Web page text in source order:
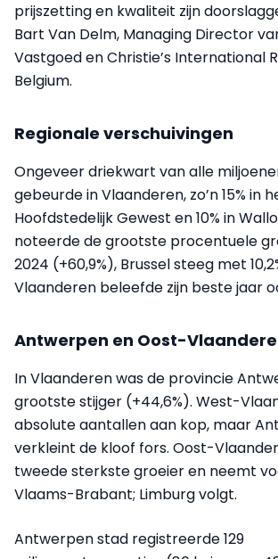
prijszetting en kwaliteit zijn
Bart Van Delm, Managing Director
Vastgoed en Christie’s International
Belgium.
Regionale verschuivingen
Ongeveer driekwart van alle
gebeurde in Vlaanderen, zo’n 15% in
Hoofdstedelijk Gewest en 10% in
noteerde de grootste procentuele
2024 (+60,9%), Brussel steeg met
Vlaanderen beleefde zijn beste jaar
Antwerpen en Oost-
In Vlaanderen was de provincie
grootste stijger (+44,6%). West-
absolute aantallen aan kop, maar
verkleint de kloof fors. Oost-
tweede sterkste groeier en neemt
Vlaams-Brabant; Limburg volgt.
Antwerpen stad registreerde 129